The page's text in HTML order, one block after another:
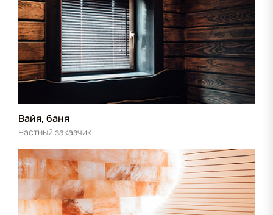
Вайя, баня
Частный заказчик